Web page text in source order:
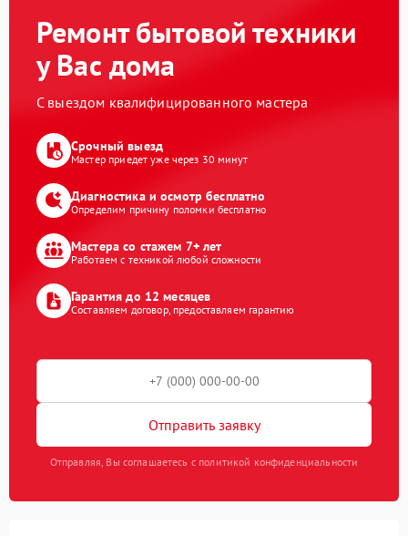
Ремонт бытовой техники
у Вас дома
С выездом квалифицированного мастера
Срочный выезд
Мастер приедет уже через 30 минут
Диагностика и осмотр бесплатно
Определим причину поломки бесплатно
Мастера со стажем 7+ лет
Работаем с техникой любой сложности
Гарантия до 12 месяцев
Составляем договор, предоставляем гарантию
Отправить заявку
Отправляя, Вы соглашаетесь с политикой конфиденциальности